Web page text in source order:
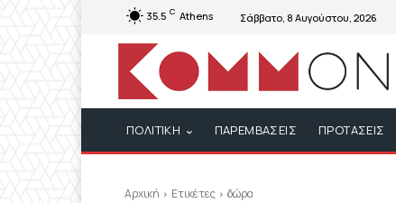
35.5 C Athens Σάββατο, 8 Αυγούστου, 2026
ΠΟΛΙΤΙΚΗ ΠΑΡΕΜΒΑΣΕΙΣ ΠΡΟΤΑΣΕΙΣ
Αρχική Ετικέτες δώρα